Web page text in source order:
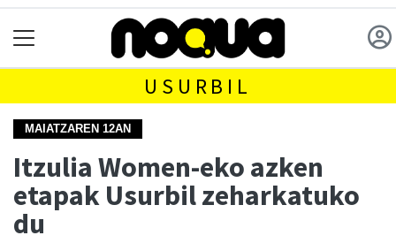
USURBIL
MAIATZAREN 12AN
Itzulia Women-eko azken
etapak Usurbil zeharkatuko
du